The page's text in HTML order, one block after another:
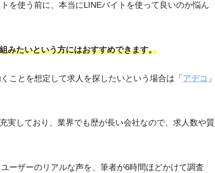
を使う前に、本当にLINEバイトを使って良いのか悩ん
みたいという方にはおすすめできます。
ことを想定して求人を探したいという場合は「 アデコ 」
実しており、業界でも歴が長い会社なので、求人数や質
ーザーのリアルな声を、筆者が6時間ほどかけて調査